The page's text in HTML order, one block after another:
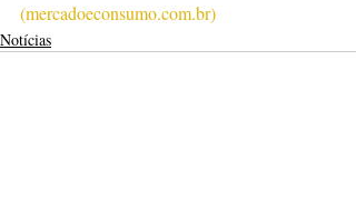
(mercadoeconsumo.com.br)
Notícias